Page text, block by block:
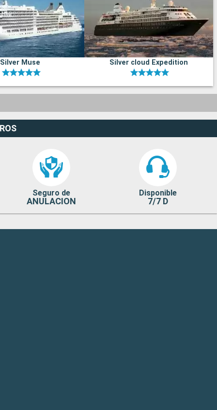
Silver Muse Silver cloud Expedition
Seguro de
ANULACION
Disponible
7/7 D